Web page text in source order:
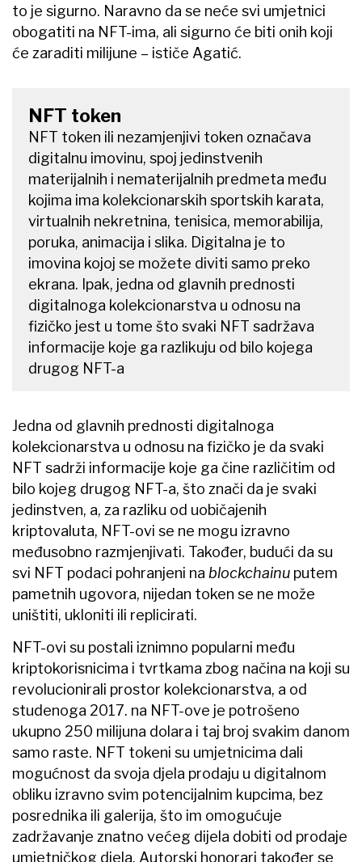
to je sigurno. Naravno da se neće svi umjetnici
obogatiti na NFT-ima, ali sigurno će biti onih koji
će zaraditi milijune – ističe Agatić.
NFT token
NFT token ili nezamjenjivi token označava
digitalnu imovinu, spoj jedinstvenih
materijalnih i nematerijalnih predmeta među
kojima ima kolekcionarskih sportskih karata,
virtualnih nekretnina, tenisica, memorabilija,
poruka, animacija i slika. Digitalna je to
imovina kojoj se možete diviti samo preko
ekrana. Ipak, jedna od glavnih prednosti
digitalnoga kolekcionarstva u odnosu na
fizičko jest u tome što svaki NFT sadržava
informacije koje ga razlikuju od bilo kojega
drugog NFT-a
Jedna od glavnih prednosti digitalnoga
kolekcionarstva u odnosu na fizičko je da svaki
NFT sadrži informacije koje ga čine različitim od
bilo kojeg drugog NFT-a, što znači da je svaki
jedinstven, a, za razliku od uobičajenih
kriptovaluta, NFT-ovi se ne mogu izravno
međusobno razmjenjivati. Također, budući da su
svi NFT podaci pohranjeni na blockchainu putem
pametnih ugovora, nijedan token se ne može
uništiti, ukloniti ili replicirati.
NFT-ovi su postali iznimno popularni među
kriptokorisnicima i tvrtkama zbog načina na koji su
revolucionirali prostor kolekcionarstva, a od
studenoga 2017. na NFT-ove je potrošeno
ukupno 250 milijuna dolara i taj broj svakim danom
samo raste. NFT tokeni su umjetnicima dali
mogućnost da svoja djela prodaju u digitalnom
obliku izravno svim potencijalnim kupcima, bez
posrednika ili galerija, što im omogućuje
zadržavanje znatno većeg dijela dobiti od prodaje
umjetničkog djela. Autorski honorari također se